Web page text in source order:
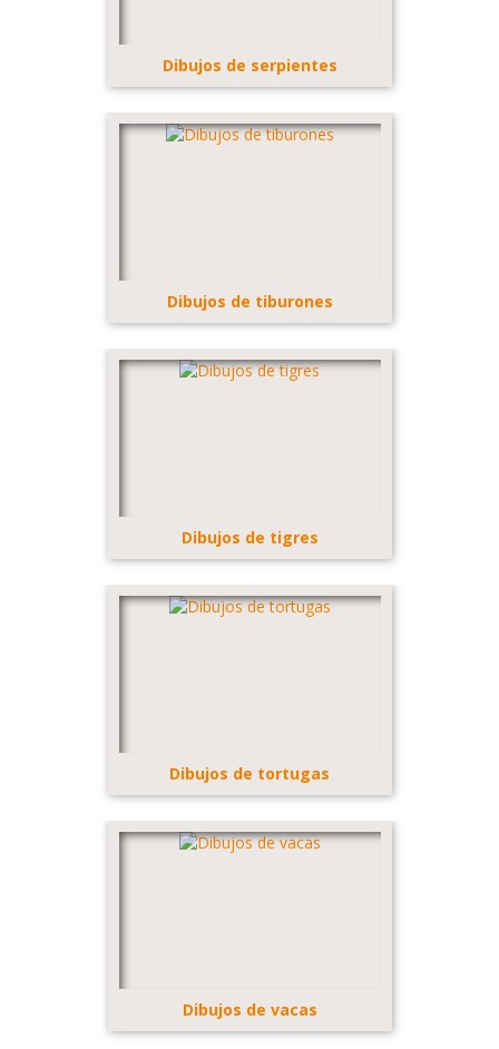
Dibujos de serpientes
Dibujos de tiburones
Dibujos de tigres
Dibujos de tortugas
Dibujos de vacas